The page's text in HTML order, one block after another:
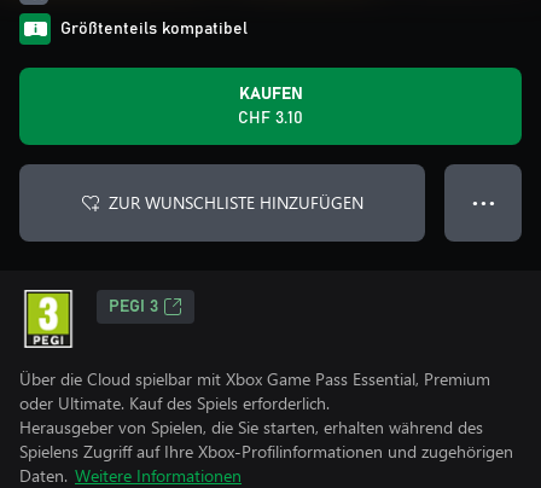
Größtenteils kompatibel
KAUFEN
CHF 3.10
ZUR WUNSCHLISTE HINZUFÜGEN ● ● ●
PEGI 3
Über die Cloud spielbar mit Xbox Game Pass Essential, Premium
oder Ultimate. Kauf des Spiels erforderlich.
Herausgeber von Spielen, die Sie starten, erhalten während des
Spielens Zugriff auf Ihre Xbox-Profilinformationen und zugehörigen
Daten. Weitere Informationen